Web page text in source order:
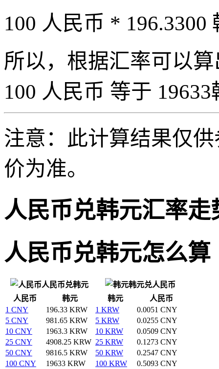
100 人民币 * 196.3300
所以，根据汇率可以
100 人民币 等于
注意：此计算结果仅
价为准。
人民币兑韩元汇率走
人民币兑韩元怎么算
人民币兑韩元
韩元兑人民币
人民币
韩元 韩元
人民币
1 CNY
196.33 KRW 1 KRW
0.0051 CNY
5 CNY
981.65 KRW 5 KRW
0.0255 CNY
10 CNY
1963.3 KRW 10 KRW
0.0509 CNY
25 CNY
4908.25 KRW 25 KRW
0.1273 CNY
50 CNY
9816.5 KRW 50 KRW
0.2547 CNY
100 CNY
19633 KRW 100 KRW
0.5093 CNY